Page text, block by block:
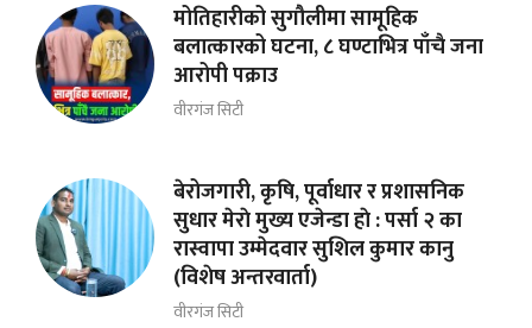
मोतिहारीको सुगौलीमा सामूहिक
बलात्कारको घटना, ८ घण्टाभित्र पाँचै जना
आरोपी पक्राउ
वीरगंज सिटी
बेरोजगारी, कृषि, पूर्वाधार र प्रशासनिक
सुधार मेराे मुख्य एजेन्डा हाे : पर्सा २ का
रास्वापा उम्मेदवार सुशिल कुमार कानु
(विशेष अन्तरवार्ता)
वीरगंज सिटी